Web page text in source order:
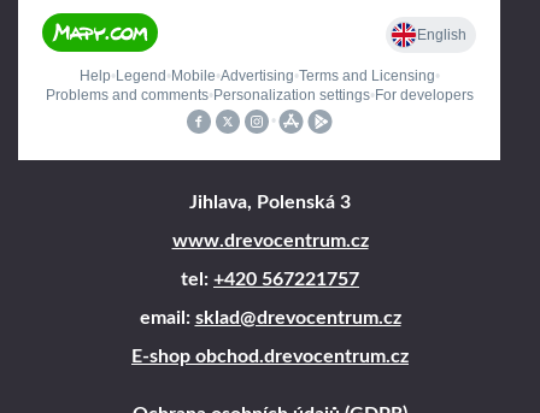
Jihlava, Polenská 3
www.drevocentrum.cz
tel: +420 567221757
email: sklad@drevocentrum.cz
E-shop obchod.drevocentrum.cz